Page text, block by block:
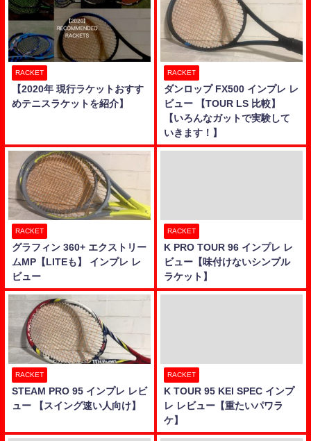
RACKET
【2020年 現行ラケットおすす
めテニスラケットを紹介】
RACKET
ダンロップ FX500 インプレ レ
ビュー 【TOUR LS 比較】
【いろんなガットで実験して
いきます！】
RACKET
グラフィン 360+ エクストリー
ムMP【LITEも】 インプレ レ
ビュー
RACKET
K PRO TOUR 96 インプレ レ
ビュー【味付けないシンプル
ラケット】
RACKET
STEAM PRO 95 インプレ レビ
ュー 【スイング速い人向け】
RACKET
K TOUR 95 KEI SPEC インプ
レ レビュー【重たいパワラ
ケ】